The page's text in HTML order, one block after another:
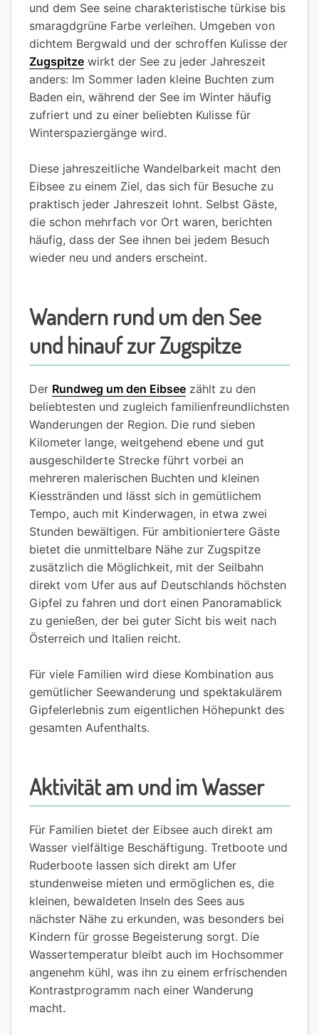
und dem See seine charakteristische türkise bis
smaragdgrüne Farbe verleihen. Umgeben von
dichtem Bergwald und der schroffen Kulisse der
Zugspitze wirkt der See zu jeder Jahreszeit
anders: Im Sommer laden kleine Buchten zum
Baden ein, während der See im Winter häufig
zufriert und zu einer beliebten Kulisse für
Winterspaziergänge wird.
Diese jahreszeitliche Wandelbarkeit macht den
Eibsee zu einem Ziel, das sich für Besuche zu
praktisch jeder Jahreszeit lohnt. Selbst Gäste,
die schon mehrfach vor Ort waren, berichten
häufig, dass der See ihnen bei jedem Besuch
wieder neu und anders erscheint.
Wandern rund um den See
und hinauf zur Zugspitze
Der Rundweg um den Eibsee zählt zu den
beliebtesten und zugleich familienfreundlichsten
Wanderungen der Region. Die rund sieben
Kilometer lange, weitgehend ebene und gut
ausgeschilderte Strecke führt vorbei an
mehreren malerischen Buchten und kleinen
Kiesstränden und lässt sich in gemütlichem
Tempo, auch mit Kinderwagen, in etwa zwei
Stunden bewältigen. Für ambitioniertere Gäste
bietet die unmittelbare Nähe zur Zugspitze
zusätzlich die Möglichkeit, mit der Seilbahn
direkt vom Ufer aus auf Deutschlands höchsten
Gipfel zu fahren und dort einen Panoramablick
zu genießen, der bei guter Sicht bis weit nach
Österreich und Italien reicht.
Für viele Familien wird diese Kombination aus
gemütlicher Seewanderung und spektakulärem
Gipfelerlebnis zum eigentlichen Höhepunkt des
gesamten Aufenthalts.
Aktivität am und im Wasser
Für Familien bietet der Eibsee auch direkt am
Wasser vielfältige Beschäftigung. Tretboote und
Ruderboote lassen sich direkt am Ufer
stundenweise mieten und ermöglichen es, die
kleinen, bewaldeten Inseln des Sees aus
nächster Nähe zu erkunden, was besonders bei
Kindern für grosse Begeisterung sorgt. Die
Wassertemperatur bleibt auch im Hochsommer
angenehm kühl, was ihn zu einem erfrischenden
Kontrastprogramm nach einer Wanderung
macht.